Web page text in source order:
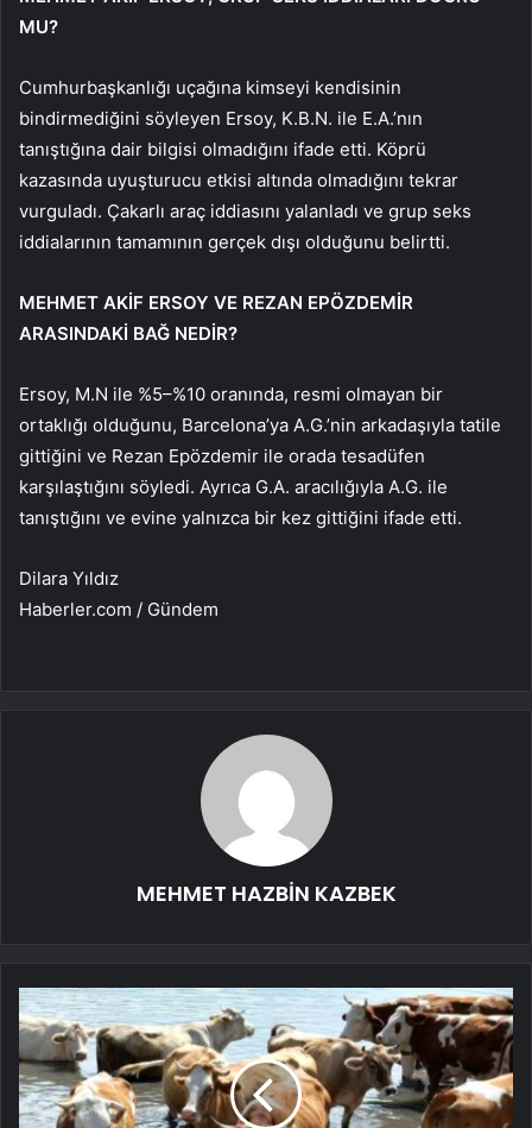
MU?
Cumhurbaşkanlığı uçağına kimseyi kendisinin
bindirmediğini söyleyen Ersoy, K.B.N. ile E.A.’nın
tanıştığına dair bilgisi olmadığını ifade etti. Köprü
kazasında uyuşturucu etkisi altında olmadığını tekrar
vurguladı. Çakarlı araç iddiasını yalanladı ve grup seks
iddialarının tamamının gerçek dışı olduğunu belirtti.
MEHMET AKİF ERSOY VE REZAN EPÖZDEMİR
ARASINDAKİ BAĞ NEDİR?
Ersoy, M.N ile %5–%10 oranında, resmi olmayan bir
ortaklığı olduğunu, Barcelona’ya A.G.’nin arkadaşıyla tatile
gittiğini ve Rezan Epözdemir ile orada tesadüfen
karşılaştığını söyledi. Ayrıca G.A. aracılığıyla A.G. ile
tanıştığını ve evine yalnızca bir kez gittiğini ifade etti.
Dilara Yıldız
Haberler.com / Gündem
MEHMET HAZBİN KAZBEK